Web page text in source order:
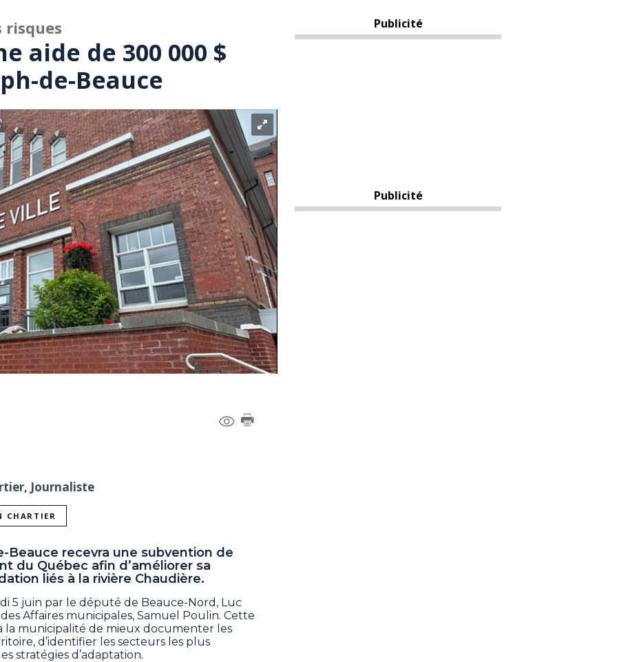
risques
aide de 300 000 $
de-Beauce
Journaliste
CHARTIER
Beauce recevra une subvention de
du Québec afin d’améliorer sa
liés à la rivière Chaudière.
5 juin par le député de Beauce-Nord, Luc
Affaires municipales, Samuel Poulin. Cette
municipalité de mieux documenter les
d’identifier les secteurs les plus
stratégies d’adaptation.
Publicité
Publicité